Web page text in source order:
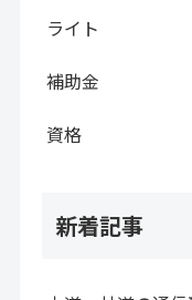
ライト
補助金
資格
新着記事